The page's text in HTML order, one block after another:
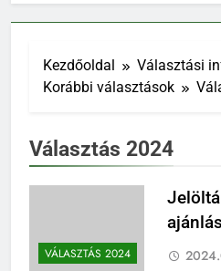
Kezdőoldal
Választási
Korábbi választások
Választás 2024
VÁLASZTÁS 2024